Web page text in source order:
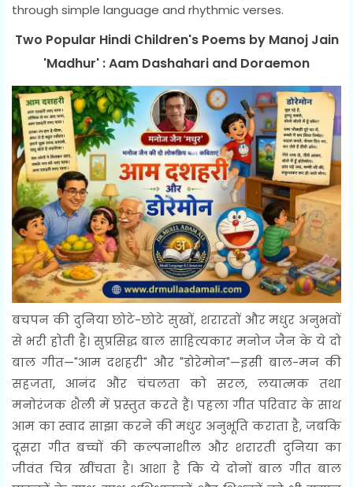
through simple language and rhythmic verses.
Two Popular Hindi Children's Poems by Manoj Jain
'Madhur' : Aam Dashahari and Doraemon
बचपन की दुनिया छोटे-छोटे सुखों, शरारतों और मधुर अनुभवों
से भरी होती है। सुप्रसिद्ध बाल साहित्यकार मनोज जैन के ये दो
बाल गीत—"आम दशहरी" और "डोरेमोन"—इसी बाल-मन की
सहजता, आनंद और चंचलता को सरल, लयात्मक तथा
मनोरंजक शैली में प्रस्तुत करते हैं। पहला गीत परिवार के साथ
आम का स्वाद साझा करने की मधुर अनुभूति कराता है, जबकि
दूसरा गीत बच्चों की कल्पनाशील और शरारती दुनिया का
जीवंत चित्र खींचता है। आशा है कि ये दोनों बाल गीत बाल